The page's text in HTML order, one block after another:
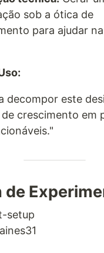
sob a ótica de
para ajudar
decompor este
crescimento em
de
setup